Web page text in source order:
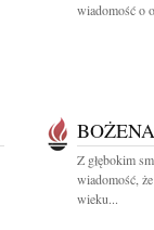
wiadomość o
Z głębokim
wiadomość,
wieku...